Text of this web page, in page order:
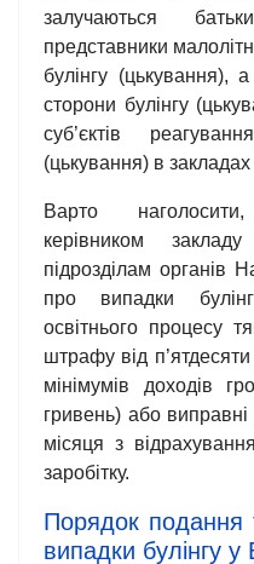
залучаються
представники
булінгу (цькування),
сторони булінгу
суб’єктів
(цькування) в закладах
Варто
керівником
підрозділам органів
про випадки
освітнього процесу
штрафу від
мінімумів доходів
гривень) або
місяця з
заробітку.
Порядок подання
випадки булінгу